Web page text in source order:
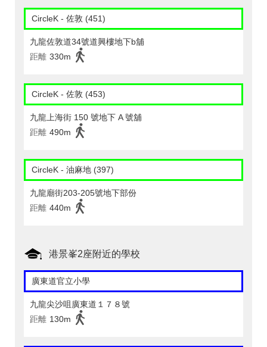
CircleK - 佐敦 (451)
九龍佐敦道34號道興樓地下b舖
距離 330m
CircleK - 佐敦 (453)
九龍上海街 150 號地下 A 號舖
距離 490m
CircleK - 油麻地 (397)
九龍廟街203-205號地下部份
距離 440m
港景峯2座附近的學校
廣東道官立小學
九龍尖沙咀廣東道１７８號
距離 130m